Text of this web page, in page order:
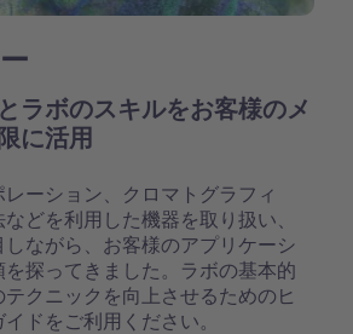
ラボのスキルをお客様のメ
に活用
ーション、クロマトグラフィ
どを利用した機器を取り扱い、
ながら、お客様のアプリケーシ
を探ってきました。ラボの基本的
クニックを向上させるためのヒ
ドをご利用ください。